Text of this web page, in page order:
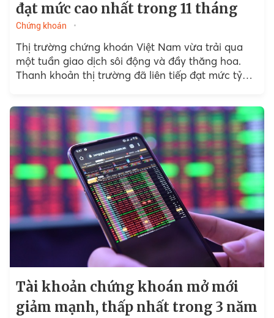
đạt mức cao nhất trong 11 tháng
Chứng khoán
Thị trường chứng khoán Việt Nam vừa trải qua
một tuần giao dịch sôi động và đầy thăng hoa.
Thanh khoản thị trường đã liên tiếp đạt mức tỷ
Tài khoản chứng khoán mở mới
giảm mạnh, thấp nhất trong 3 năm